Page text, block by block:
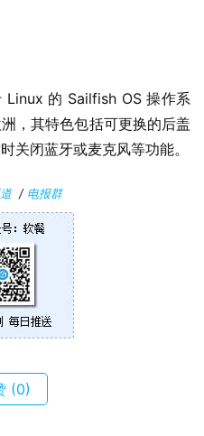
的 Sailfish OS 操作系
，其特色包括可更换的后盖
关闭蓝牙或麦克风等功能。
/ 电报群
(0)